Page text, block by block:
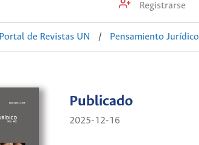
Registrarse
Portal de Revistas UN / Pensamiento Jurídico
Publicado
2025-12-16